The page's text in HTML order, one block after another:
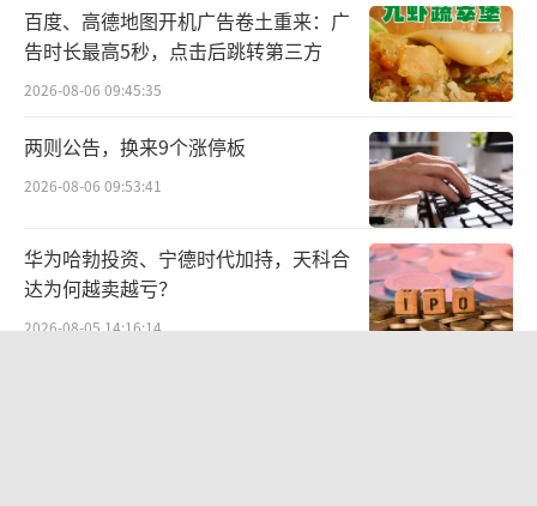
“茶啤”是近年来啤酒市场里创新型热门
品类。据京东超市公布的今年“双11”酒类数
据，茶味啤酒的成交额同比增长了5324%，而1
919平台的茶味啤酒销量更是同比增长了1039
0%。
另据马上赢数据，今年1月-11月，茶啤产
品在啤酒类目中的市场份额不断提升，1月-7
月，茶啤类产品的市场份额均低于0.01%，在
百度、高德地图开机广告卷土重来：广
告时长最高5秒，点击后跳转第三方
2026-08-06 09:45:35
两则公告，换来9个涨停板
2026-08-06 09:53:41
华为哈勃投资、宁德时代加持，天科合
达为何越卖越亏？
2026-08-05 14:16:14